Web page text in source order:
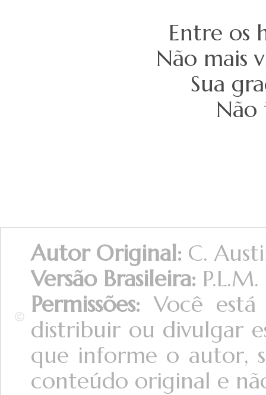
Entre os
Não mais
Sua
Não
Autor Original: C.
Versão Brasileira: P.L.M.
Permissões:Você
distribuir ou divulgar
que informe o autor,
conteúdo original e